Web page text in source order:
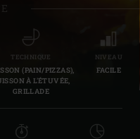
TECHNIQUE
(PAIN/PIZZAS),
À L'ÉTUVÉE,
GRILLADE
NIVEAU
FACILE